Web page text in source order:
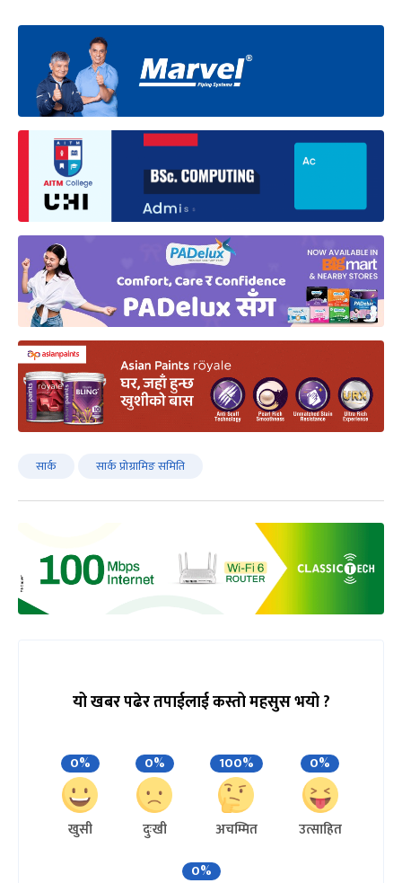
सार्क सार्क प्रोग्रामिङ समिति
यो खबर पढेर तपाईलाई कस्तो महसुस भयो ?
0%
खुसी
0%
दुःखी
100%
अचम्मित
0%
उत्साहित
0%